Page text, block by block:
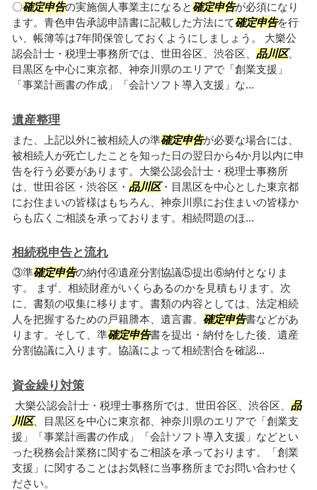
〇確定申告の実施個人事業主になると確定申告が必須になり
ます。青色申告承認申請書に記載した方法にて確定申告を行
い、帳簿等は7年間保管しておくようにしましょう。 大樂公
認会計士・税理士事務所では、世田谷区、渋谷区、 品川区、
目黒区を中心に東京都、神奈川県のエリアで「創業支援」
「事業計画書の作成」「会計ソフト導入支援」な...
遺産整理
また、上記以外に被相続人の準確定申告が必要な場合には、
被相続人が死亡したことを知った日の翌日から4か月以内に申
告を行う必要があります。大樂公認会計士・税理士事務所
は、世田谷区・渋谷区・ 品川区・目黒区を中心とした東京都
にお住まいの皆様はもちろん、神奈川県にお住まいの皆様か
らも広くご相談を承っております。相続問題のほ...
相続税申告と流れ
③準確定申告の納付④遺産分割協議⑤提出⑥納付となりま
す。 まず、相続財産がいくらあるのかを見積もります。次
に、書類の収集に移ります。書類の内容としては、法定相続
人を把握するための戸籍謄本、遺言書、 確定申告書などがあ
ります。そして、準確定申告書を提出・納付をした後、遺産
分割協議に入ります。協議によって相続割合を確認...
資金繰り対策
大樂公認会計士・税理士事務所では、世田谷区、渋谷区、 品
川区、目黒区を中心に東京都、神奈川県のエリアで「創業支
援」「事業計画書の作成」「会計ソフト導入支援」などとい
った税務会計業務に関するご相談を承っております。「創業
支援」に関することはお気軽に当事務所までお問い合わせく
ださい。